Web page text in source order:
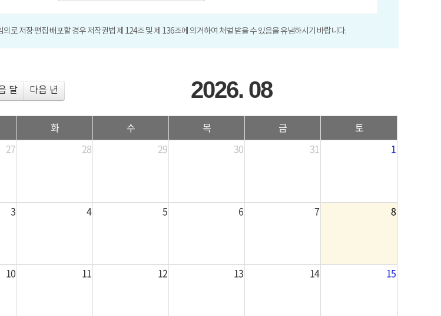
로 저장·편집·배포할 경우 저작권법 제 124조 및 제 136조에 의거하여 처벌 받을 수 있음을 유념하시기 바랍니다.
달 다음 년 2026. 08
화 수 목 금
토
27 28 29 30 31 1
3 4 5 6 7 8
10 11 12 13 14 15